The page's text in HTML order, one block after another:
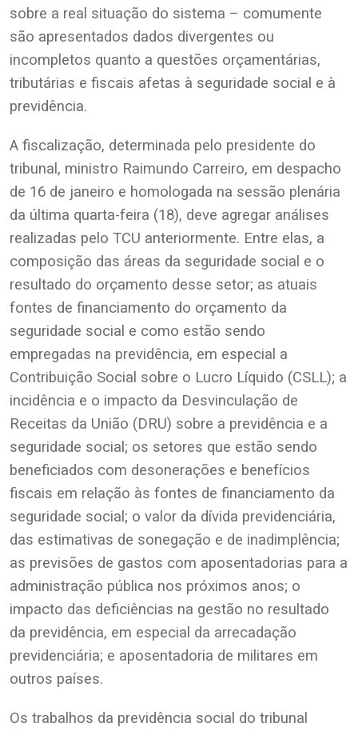
sobre a real situação do sistema – comumente
são apresentados dados divergentes ou
incompletos quanto a questões orçamentárias,
tributárias e fiscais afetas à seguridade social e à
previdência.
A fiscalização, determinada pelo presidente do
tribunal, ministro Raimundo Carreiro, em despacho
de 16 de janeiro e homologada na sessão plenária
da última quarta-feira (18), deve agregar análises
realizadas pelo TCU anteriormente. Entre elas, a
composição das áreas da seguridade social e o
resultado do orçamento desse setor; as atuais
fontes de financiamento do orçamento da
seguridade social e como estão sendo
empregadas na previdência, em especial a
Contribuição Social sobre o Lucro Líquido (CSLL); a
incidência e o impacto da Desvinculação de
Receitas da União (DRU) sobre a previdência e a
seguridade social; os setores que estão sendo
beneficiados com desonerações e benefícios
fiscais em relação às fontes de financiamento da
seguridade social; o valor da dívida previdenciária,
das estimativas de sonegação e de inadimplência;
as previsões de gastos com aposentadorias para a
administração pública nos próximos anos; o
impacto das deficiências na gestão no resultado
da previdência, em especial da arrecadação
previdenciária; e aposentadoria de militares em
outros países.
Os trabalhos da previdência social do tribunal